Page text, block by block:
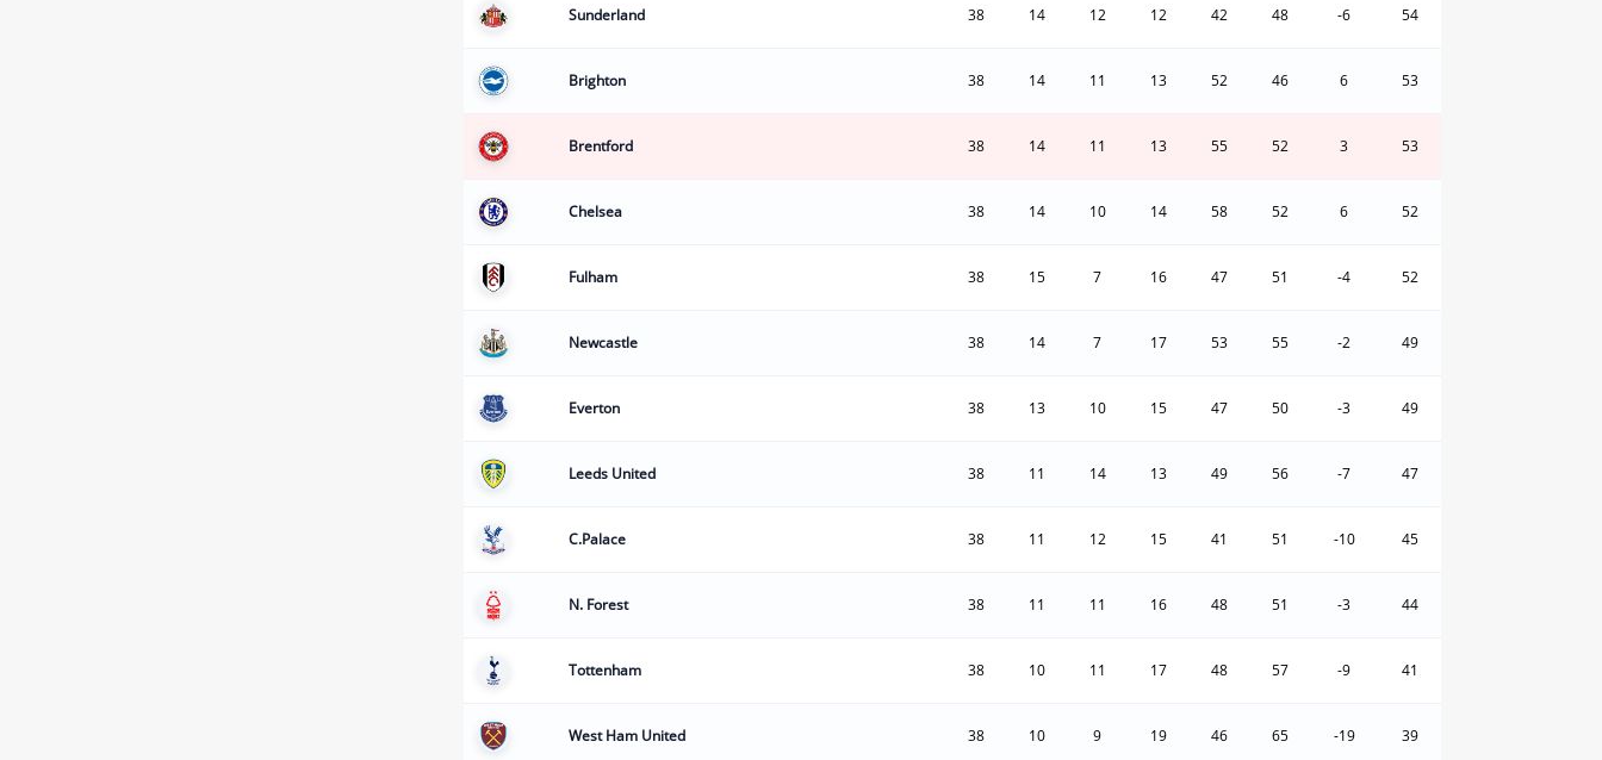
Sunderland 38 14 12 12 42 48 -6 54
Brighton 38 14 11 13 52 46 6 53
Brentford 38 14 11 13 55 52 3 53
Chelsea 38 14 10 14 58 52 6 52
Fulham 38 15 7 16 47 51 -4 52
Newcastle 38 14 7 17 53 55 -2 49
Everton 38 13 10 15 47 50 -3 49
Leeds United 38 11 14 13 49 56 -7 47
C.Palace 38 11 12 15 41 51 -10 45
N. Forest 38 11 11 16 48 51 -3 44
Tottenham 38 10 11 17 48 57 -9 41
West Ham United 38 10 9 19 46 65 -19 39